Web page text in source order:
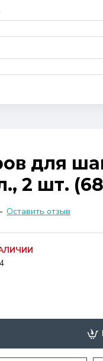
для
2 шт.
- Оставить отзыв